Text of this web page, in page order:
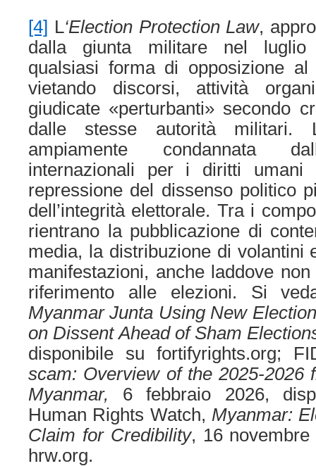
[4] L‘Election Protection Law,
dalla giunta militare nel luglio
qualsiasi forma di opposizione al
vietando discorsi, attività
giudicate «perturbanti» secondo
dalle stesse autorità
ampiamente condannata
internazionali per i diritti umani
repressione del dissenso politico
dell’integrità elettorale. Tra i
rientrano la pubblicazione di
media, la distribuzione di volantini
manifestazioni, anche laddove
riferimento alle elezioni. Si
Myanmar Junta Using New
on Dissent Ahead of Sham
disponibile su fortifyrights.org;
scam: Overview of the 2025-2026
Myanmar,
6 febbraio 2026,
Human Rights Watch, Myanmar:
Claim for Credibility, 16
hrw.org.